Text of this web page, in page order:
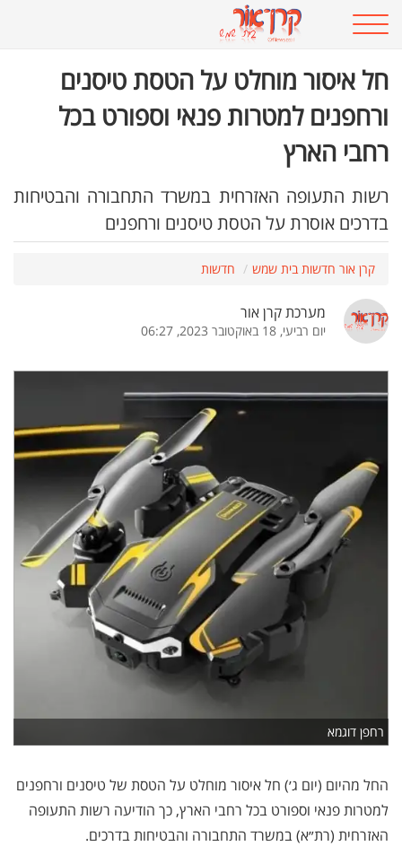
חל איסור מוחלט על הטסת טיסנים
ורחפנים למטרות פנאי וספורט בכל
רחבי הארץ
רשות התעופה האזרחית במשרד התחבורה והבטיחות
בדרכים אוסרת על הטסת טיסנים ורחפנים
קרן אור חדשות בית שמש חדשות
מערכת קרן אור
יום רביעי, 18 באוקטובר 2023, 06:27
רחפן דוגמא
החל מהיום (יום ג׳) חל איסור מוחלט על הטסת של טיסנים ורחפנים
למטרות פנאי וספורט בכל רחבי הארץ, כך הודיעה רשות התעופה
האזרחית (רת״א) במשרד התחבורה והבטיחות בדרכים.